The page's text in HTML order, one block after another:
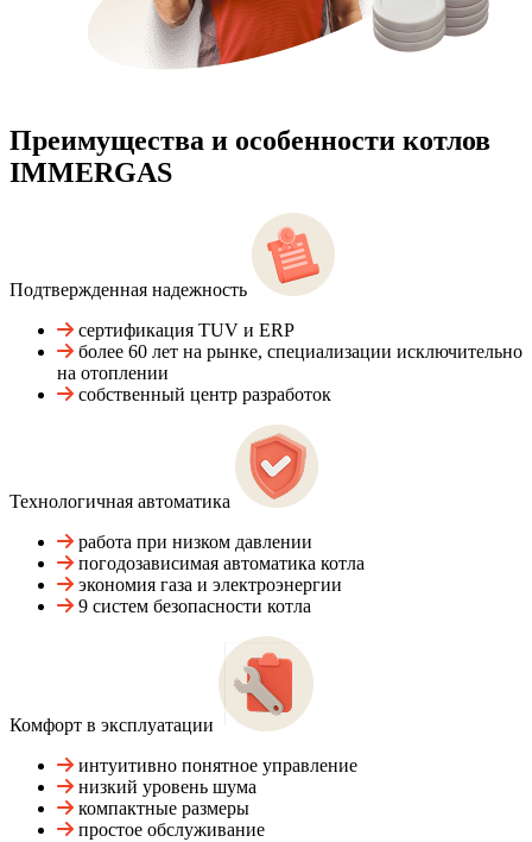
Преимущества и особенности котлов
IMMERGAS
Подтвержденная надежность
сертификация TUV и ERP
более 60 лет на рынке, специализации исключительно
на отоплении
собственный центр разработок
Технологичная автоматика
работа при низком давлении
погодозависимая автоматика котла
экономия газа и электроэнергии
9 систем безопасности котла
Комфорт в эксплуатации
интуитивно понятное управление
низкий уровень шума
компактные размеры
простое обслуживание